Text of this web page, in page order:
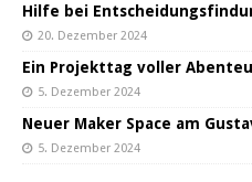
Hilfe bei
20. Dezember 2024
Ein Projekttag voller
5. Dezember 2024
Neuer Maker Space am
5. Dezember 2024